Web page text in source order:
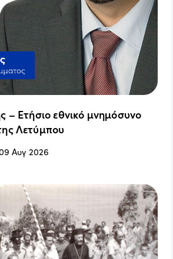
– Ετήσιο εθνικό μνημόσυνο
Λετύμπου
Αυγ 2026